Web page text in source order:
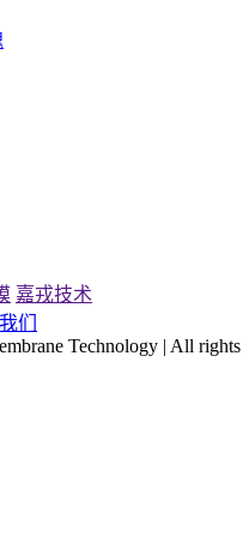
嘉戎技术
们
Technology | All